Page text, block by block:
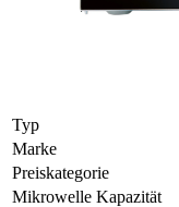
Typ
Marke
Preiskategorie
Mikrowelle Kapazität